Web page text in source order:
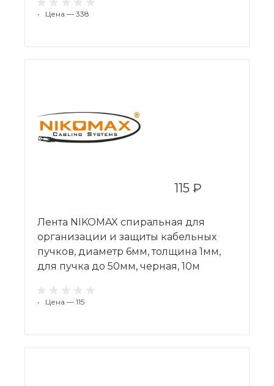
• Цена — 338
115 ₽
Лента NIKOMAX спиральная для
организации и защиты кабельных
пучков, диаметр 6мм, толщина 1мм,
для пучка до 50мм, черная, 10м
• Цена — 115